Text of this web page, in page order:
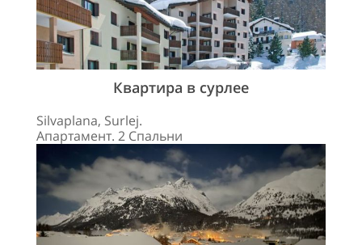
Квартира в сурлее
Silvaplana, Surlej.
Апартамент. 2 Спальни